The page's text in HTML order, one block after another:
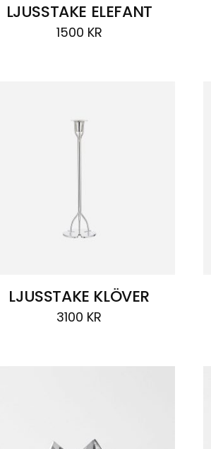
LJUSSTAKE ELEFANT
1500 KR
LJUSSTAKE KLÖVER
3100 KR